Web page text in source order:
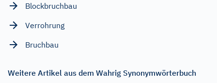
Blockbruchbau
Verrohrung
Bruchbau
Weitere Artikel aus dem Wahrig Synonymwörterbuch